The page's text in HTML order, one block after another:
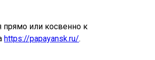
или косвенно к
https://papayansk.ru/.